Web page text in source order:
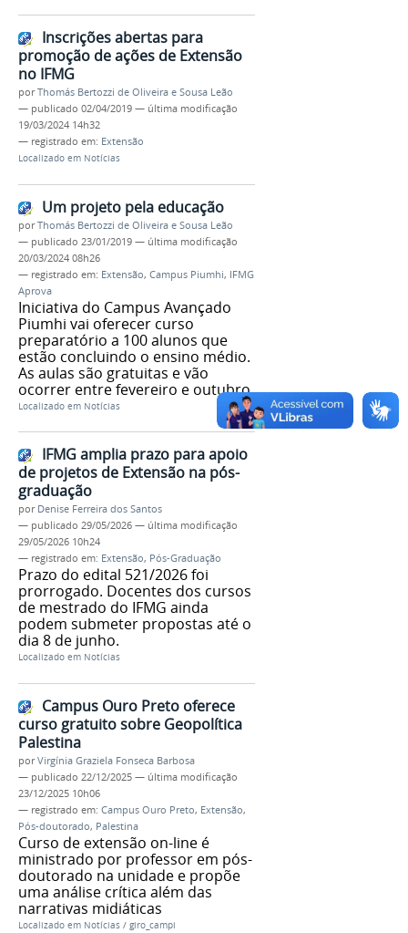
Inscrições abertas para
promoção de ações de Extensão
no IFMG
porThomás Bertozzi de Oliveira e Sousa Leão
— publicado 02/04/2019 — última modificação
19/03/2024 14h32
— registrado em: Extensão
Localizado em Notícias
Um projeto pela educação
porThomás Bertozzi de Oliveira e Sousa Leão
— publicado 23/01/2019 — última modificação
20/03/2024 08h26
— registrado em: Extensão, Campus Piumhi, IFMG
Aprova
Iniciativa do Campus Avançado
Piumhi vai oferecer curso
preparatório a 100 alunos que
estão concluindo o ensino médio.
As aulas são gratuitas e vão
ocorrer entre fevereiro e outubro.
Localizado em Notícias
IFMG amplia prazo para apoio
de projetos de Extensão na pós-
graduação
por Denise Ferreira dos Santos
— publicado 29/05/2026 — última modificação
29/05/2026 10h24
— registrado em: Extensão, Pós-Graduação
Prazo do edital 521/2026 foi
prorrogado. Docentes dos cursos
de mestrado do IFMG ainda
podem submeter propostas até o
dia 8 de junho.
Localizado em Notícias
Campus Ouro Preto oferece
curso gratuito sobre Geopolítica
Palestina
porVirgínia Graziela Fonseca Barbosa
— publicado 22/12/2025 — última modificação
23/12/2025 10h06
— registrado em: Campus Ouro Preto, Extensão,
Pós-doutorado, Palestina
Curso de extensão on-line é
ministrado por professor em pós-
doutorado na unidade e propõe
uma análise crítica além das
narrativas midiáticas
Localizado em Notícias / giro_campi